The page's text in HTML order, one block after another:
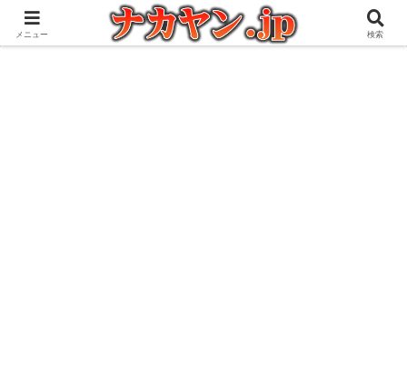
アウトドアとガジェット好きな管理人の愉快な日々を綴るブログ
メニュー 検索